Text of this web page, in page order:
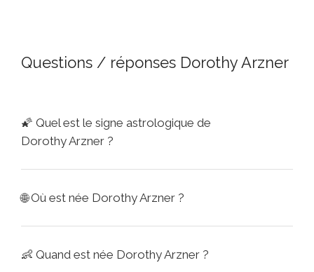
Questions / réponses Dorothy Arzner
🌠 Quel est le signe astrologique de
Dorothy Arzner ?
🌐Où est née Dorothy Arzner ?
👶 Quand est née Dorothy Arzner ?